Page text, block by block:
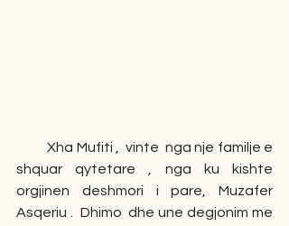
          Xha Mufiti ,  vinte  nga nje familje e
shquar qytetare , nga ku kishte
orgjinen deshmori i pare, Muzafer
Asqeriu .  Dhimo  dhe une degjonim me